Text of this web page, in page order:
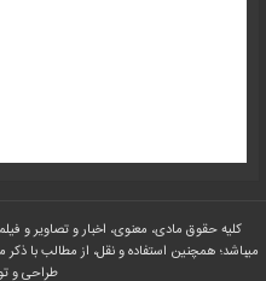
کلیه حقوق مادی، معنوی، اخبار و تصاویر
طراحی و